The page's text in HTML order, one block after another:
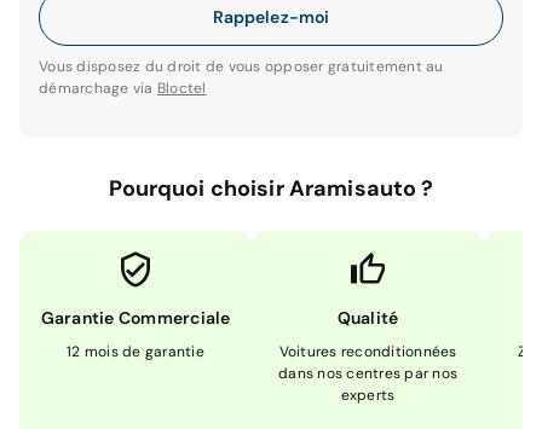
Rappelez-moi
Vous disposez du droit de vous opposer gratuitement au
démarchage via Bloctel
Pourquoi choisir Aramisauto ?
Garantie Commerciale
12 mois de garantie
Qualité
Voitures reconditionnées
dans nos centres par nos
experts